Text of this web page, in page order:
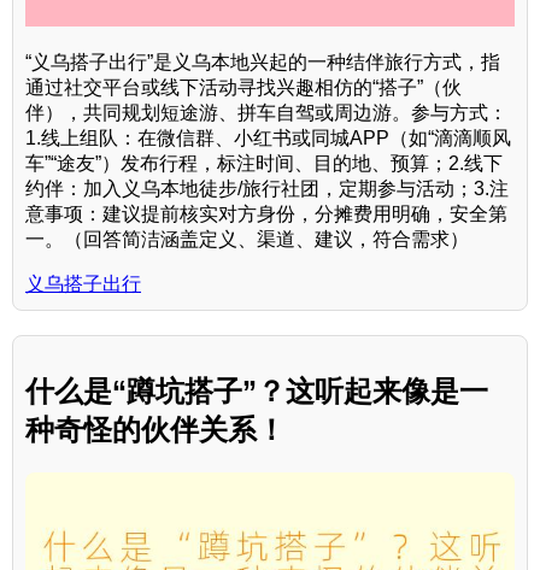
“义乌搭子出行”是义乌本地兴起的一种结伴旅行方式，指
通过社交平台或线下活动寻找兴趣相仿的“搭子”（伙
伴），共同规划短途游、拼车自驾或周边游。参与方式：
1.线上组队：在微信群、小红书或同城APP（如“滴滴顺风
车”“途友”）发布行程，标注时间、目的地、预算；2.线下
约伴：加入义乌本地徒步/旅行社团，定期参与活动；3.注
意事项：建议提前核实对方身份，分摊费用明确，安全第
一。（回答简洁涵盖定义、渠道、建议，符合需求）
义乌搭子出行
什么是“蹲坑搭子”？这听起来像是一
种奇怪的伙伴关系！